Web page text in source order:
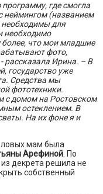
где смогла
неймингом (названием
необходимы для
необходимо
более, что мои младшие
фото,
рассказала Ирина. – В
государство уже
Средства мы
фототехники.
с домом на Ростовском
остеклением. В
На их фоне я и
мам была
Арефиной . По
декрета решила не
собственный